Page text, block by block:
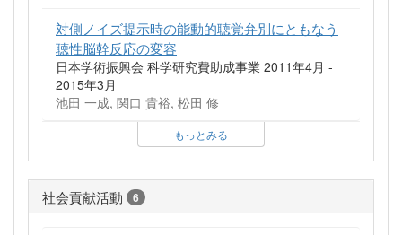
対側ノイズ提示時の能動的聴覚弁別にともなう
聴性脳幹反応の変容
日本学術振興会 科学研究費助成事業 2011年4月 -
2015年3月
池田 一成, 関口 貴裕, 松田 修
もっとみる
社会貢献活動 6